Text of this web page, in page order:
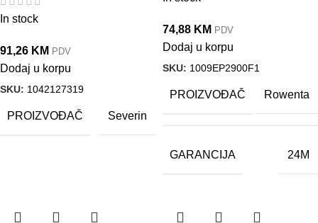
In stock
91,26 KM PDV
Dodaj u korpu
SKU: 1042127319
PROIZVOĐAČ Severin
74,88 KM PDV
Dodaj u korpu
SKU: 1009EP2900F1
PROIZVOĐAČ Rowenta
GARANCIJA 24M